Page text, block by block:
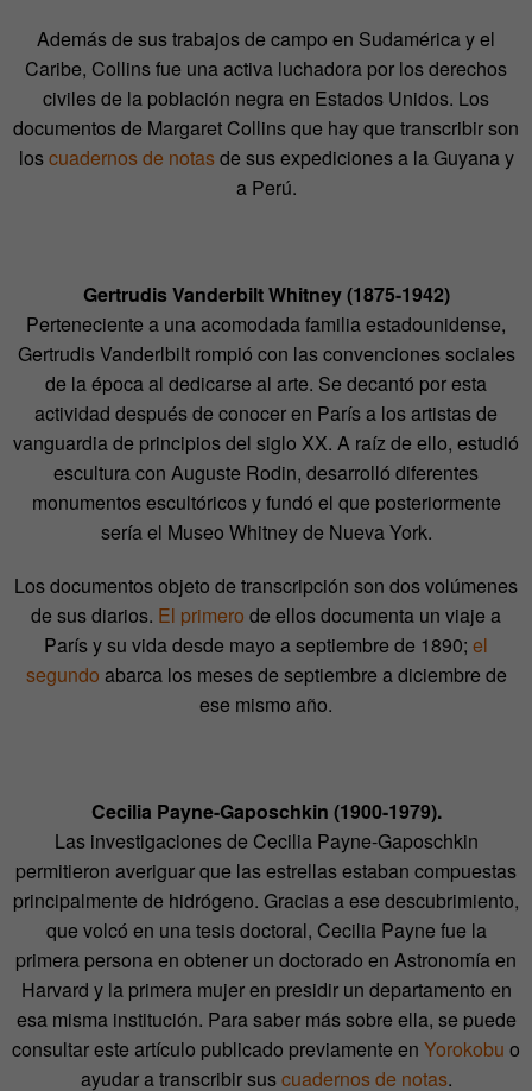
Además de sus trabajos de campo en Sudamérica y el
Caribe, Collins fue una activa luchadora por los derechos
civiles de la población negra en Estados Unidos. Los
documentos de Margaret Collins que hay que transcribir son
loscuadernos de notasde sus expediciones a la Guyana y
a Perú.
Gertrudis Vanderbilt Whitney (1875-1942)
Perteneciente a una acomodada familia estadounidense,
Gertrudis Vanderlbilt rompió con las convenciones sociales
de la época al dedicarse al arte. Se decantó por esta
actividad después de conocer en París a los artistas de
vanguardia de principios del siglo XX. A raíz de ello, estudió
escultura con Auguste Rodin, desarrolló diferentes
monumentos escultóricos y fundó el que posteriormente
sería el Museo Whitney de Nueva York.
Los documentos objeto de transcripción son dos volúmenes
de sus diarios. El primero de ellos documenta un viaje a
París y su vida desde mayo a septiembre de 1890; el
segundo abarca los meses de septiembre a diciembre de
ese mismo año.
Cecilia Payne-Gaposchkin (1900-1979).
Las investigaciones de Cecilia Payne-Gaposchkin
permitieron averiguar que las estrellas estaban compuestas
principalmente de hidrógeno. Gracias a ese descubrimiento,
que volcó en una tesis doctoral, Cecilia Payne fue la
primera persona en obtener un doctorado en Astronomía en
Harvard y la primera mujer en presidir un departamento en
esa misma institución. Para saber más sobre ella, se puede
consultar este artículo publicado previamente en Yorokobu o
ayudar a transcribir suscuadernos de notas.